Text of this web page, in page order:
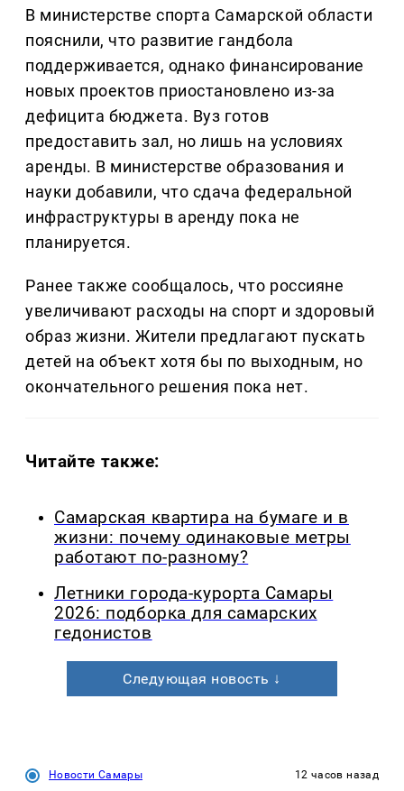
В министерстве спорта Самарской области
пояснили, что развитие гандбола
поддерживается, однако финансирование
новых проектов приостановлено из-за
дефицита бюджета. Вуз готов
предоставить зал, но лишь на условиях
аренды. В министерстве образования и
науки добавили, что сдача федеральной
инфраструктуры в аренду пока не
планируется.
Ранее также сообщалось, что россияне
увеличивают расходы на спорт и здоровый
образ жизни. Жители предлагают пускать
детей на объект хотя бы по выходным, но
окончательного решения пока нет.
Читайте также:
Самарская квартира на бумаге и в
жизни: почему одинаковые метры
работают по-разному?
Летники города-курорта Самары
2026: подборка для самарских
гедонистов
Следующая новость ↓
Новости Самары 12 часов назад